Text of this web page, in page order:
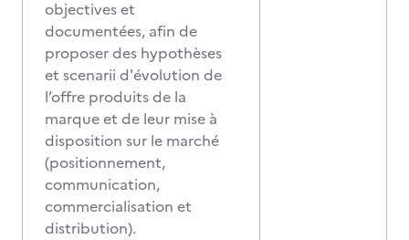
objectives et
documentées, afin de
proposer des hypothèses
et scenarii d'évolution de
l’offre produits de la
marque et de leur mise à
disposition sur le marché
(positionnement,
communication,
commercialisation et
distribution).